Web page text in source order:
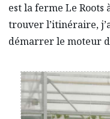
est la ferme Le Roots
trouver l’itinéraire,
démarrer le moteur